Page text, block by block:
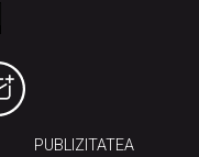
PUBLIZITATEA